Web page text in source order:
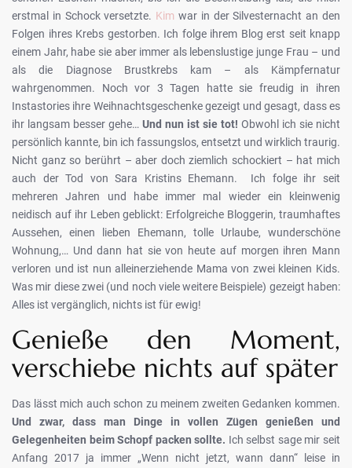
erstmal in Schock versetzte. Kim war in der Silvesternacht an den
Folgen ihres Krebs gestorben. Ich folge ihrem Blog erst seit knapp
einem Jahr, habe sie aber immer als lebenslustige junge Frau – und
als die Diagnose Brustkrebs kam – als Kämpfernatur
wahrgenommen. Noch vor 3 Tagen hatte sie freudig in ihren
Instastories ihre Weihnachtsgeschenke gezeigt und gesagt, dass es
ihr langsam besser gehe… Und nun ist sie tot! Obwohl ich sie nicht
persönlich kannte, bin ich fassungslos, entsetzt und wirklich traurig.
Nicht ganz so berührt – aber doch ziemlich schockiert – hat mich
auch der Tod von Sara Kristins Ehemann. Ich folge ihr seit
mehreren Jahren und habe immer mal wieder ein kleinwenig
neidisch auf ihr Leben geblickt: Erfolgreiche Bloggerin, traumhaftes
Aussehen, einen lieben Ehemann, tolle Urlaube, wunderschöne
Wohnung,… Und dann hat sie von heute auf morgen ihren Mann
verloren und ist nun alleinerziehende Mama von zwei kleinen Kids.
Was mir diese zwei (und noch viele weitere Beispiele) gezeigt haben:
Alles ist vergänglich, nichts ist für ewig!
Genieße den Moment,
verschiebe nichts auf später
Das lässt mich auch schon zu meinem zweiten Gedanken kommen.
Und zwar, dass man Dinge in vollen Zügen genießen und
Gelegenheiten beim Schopf packen sollte. Ich selbst sage mir seit
Anfang 2017 ja immer „Wenn nicht jetzt, wann dann“ leise in